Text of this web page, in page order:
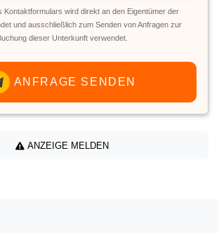
Kontaktformulars wird direkt an den Eigentümer der
und ausschließlich zum Senden von Anfragen zur
dieser Unterkunft verwendet.
ANFRAGE SENDEN
ANZEIGE MELDEN